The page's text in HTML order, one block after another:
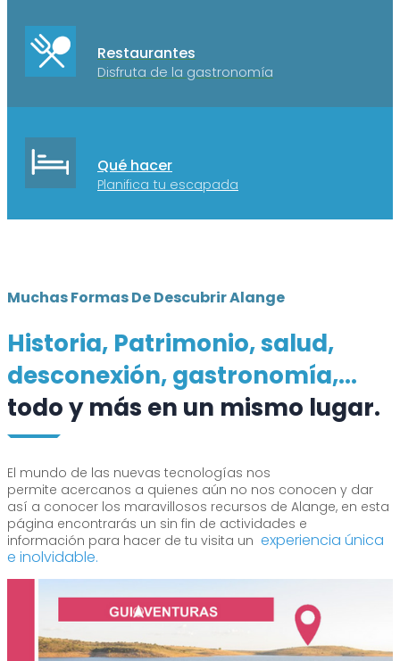
Restaurantes
Disfruta de la gastronomía
Qué hacer
Planifica tu escapada
Muchas Formas De Descubrir Alange
Historia, Patrimonio, salud,
desconexión, gastronomía,...
todo y más en un mismo lugar.
El mundo de las nuevas tecnologías nos
permite acercanos a quienes aún no nos conocen y dar
así a conocer los maravillosos recursos de Alange, en esta
página encontrarás un sin fin de actividades e
información para hacer de tu visita un experiencia única
e inolvidable.